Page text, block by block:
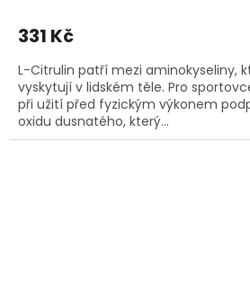
331 Kč
L-Citrulin patří mezi aminokyseliny,
vyskytují v lidském těle. Pro
při užití před fyzickým výkonem
oxidu dusnatého, který...